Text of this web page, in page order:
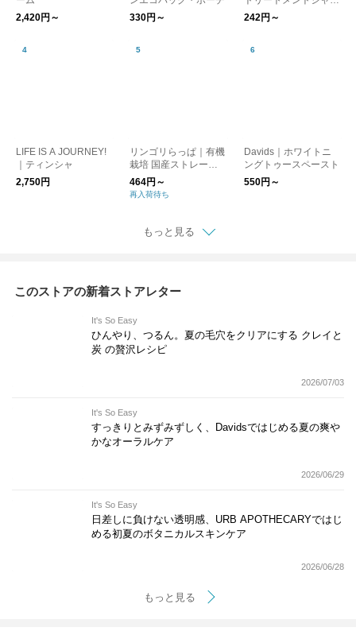
2,420円～
330円～
プー・ヘアオイル・ヘ
アミスト
242円～
LIFE IS A JOURNEY!
｜ティンシャ
2,750円
リンゴリらっぱ｜有機
栽培 国産ストレート1
00% りんごジュース
464円～
再入荷待ち
Davids｜ホワイトニ
ングトゥースペースト
550円～
もっと見る
このストアの新着ストアレター
It's So Easy
ひんやり、つるん。夏の毛穴をクリアにする クレイと
炭 の贅沢レシピ
2026/07/03
It's So Easy
すっきりとみずみずしく、Davidsではじめる夏の爽や
かなオーラルケア
2026/06/29
It's So Easy
日差しに負けない透明感、URB APOTHECARYではじ
める初夏のボタニカルスキンケア
2026/06/28
もっと見る